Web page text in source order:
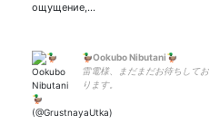
ощущение,…
🦆Ookubo Nibutani🦆
雷電様、まだまだお待ちしてお
ります。